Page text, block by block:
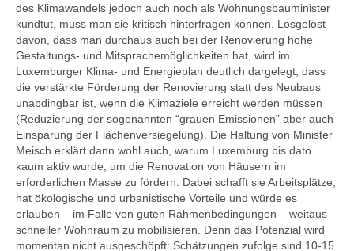
des Klimawandels jedoch auch noch als Wohnungsbauminister
kundtut, muss man sie kritisch hinterfragen können. Losgelöst
davon, dass man durchaus auch bei der Renovierung hohe
Gestaltungs- und Mitsprachemöglichkeiten hat, wird im
Luxemburger Klima- und Energieplan deutlich dargelegt, dass
die verstärkte Förderung der Renovierung statt des Neubaus
unabdingbar ist, wenn die Klimaziele erreicht werden müssen
(Reduzierung der sogenannten “grauen Emissionen” aber auch
Einsparung der Flächenversiegelung). Die Haltung von Minister
Meisch erklärt dann wohl auch, warum Luxemburg bis dato
kaum aktiv wurde, um die Renovation von Häusern im
erforderlichen Masse zu fördern. Dabei schafft sie Arbeitsplätze,
hat ökologische und urbanistische Vorteile und würde es
erlauben – im Falle von guten Rahmenbedingungen – weitaus
schneller Wohnraum zu mobilisieren. Denn das Potenzial wird
momentan nicht ausgeschöpft: Schätzungen zufolge sind 10-15